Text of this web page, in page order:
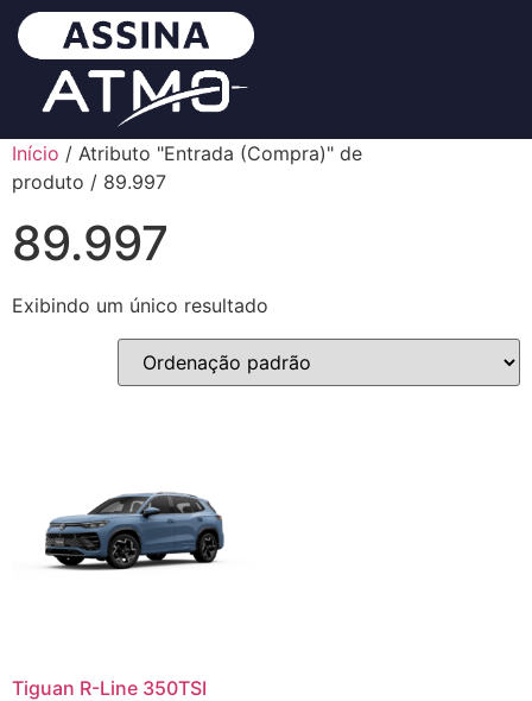
Início / Atributo "Entrada (Compra)" de
produto / 89.997
89.997
Exibindo um único resultado
Tiguan R-Line 350TSI